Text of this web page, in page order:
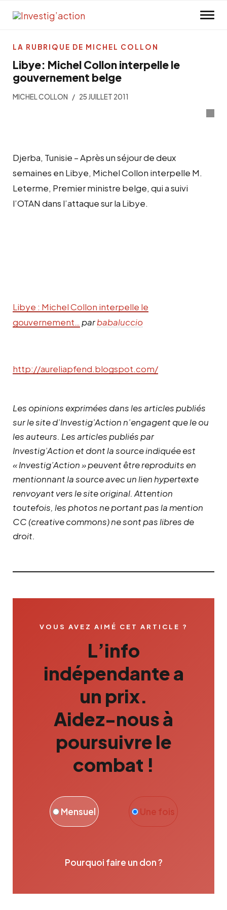
Libye: Michel Collon interpelle le
gouvernement belge
MICHEL COLLON 25 JUILLET 2011
Djerba, Tunisie – Après un séjour de deux
semaines en Libye, Michel Collon interpelle M.
Leterme, Premier ministre belge, qui a suivi
l’OTAN dans l’attaque sur la Libye.
Libye : Michel Collon interpelle le
gouvernement… parbabaluccio
http://aureliapfend.blogspot.com/
LA RUBRIQUE DE MICHEL COLLON
Les opinions exprimées dans les articles publiés
sur le site d’Investig’Action n’engagent que le ou
les auteurs. Les articles publiés par
Investig’Action et dont la source indiquée est
« Investig’Action » peuvent être reproduits en
mentionnant la source avec un lien hypertexte
renvoyant vers le site original. Attention
toutefois, les photos ne portant pas la mention
CC (creative commons) ne sont pas libres de
droit.
VOUS AVEZ AIMÉ CET ARTICLE ?
L’info
indépendante a
un prix.
Aidez-nous à
poursuivre le
combat !
Une fois
Mensuel
Pourquoi faire un don ?